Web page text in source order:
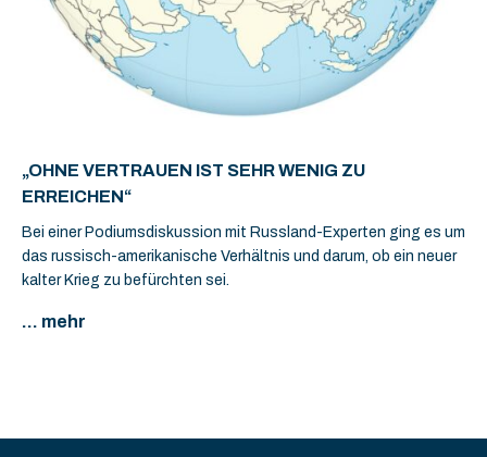
„OHNE VERTRAUEN IST SEHR WENIG ZU
ERREICHEN“
Bei einer Podiumsdiskussion mit Russland-Experten ging es um
das russisch-amerikanische Verhältnis und darum, ob ein neuer
kalter Krieg zu befürchten sei.
... mehr